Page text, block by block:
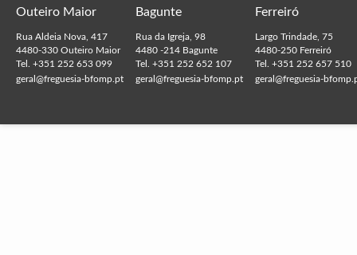
Outeiro Maior
Rua Aldeia Nova, 417
4480-330 Outeiro Maior
Tel. +351 252 653 099
geral@freguesia-bfomp.pt
Bagunte
Rua da Igreja, 98
4480 -214 Bagunte
Tel. +351 252 652 107
geral@freguesia-bfomp.pt
Ferreiró
Largo Trindade, 75
4480-250 Ferreiró
Tel. +351 252 657 510
geral@freguesia-